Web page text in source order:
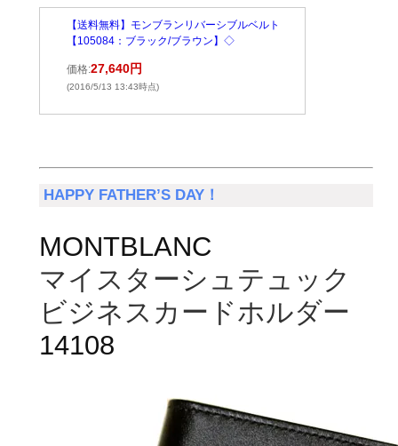
【送料無料】モンブランリバーシブルベルト
【105084：ブラック/ブラウン】◇
価格:27,640円
(2016/5/13 13:43時点)
HAPPY FATHER’S DAY！
MONTBLANC
マイスターシュテュック
ビジネスカードホルダー
14108